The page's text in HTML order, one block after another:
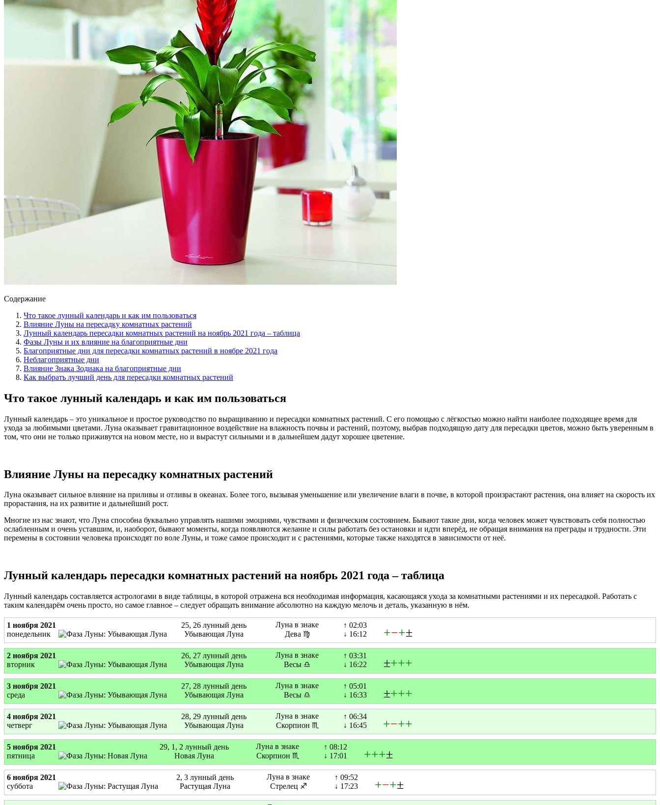
Содержание
Что такое лунный календарь и как им пользоваться
Влияние Луны на пересадку комнатных растений
Лунный календарь пересадки комнатных растений на ноябрь 2021 года – таблица
Фазы Луны и их влияние на благоприятные дни
Благоприятные дни для пересадки комнатных растений в ноябре 2021 года
Неблагоприятные дни
Влияние Знака Зодиака на благоприятные дни
Как выбрать лучший день для пересадки комнатных растений
Что такое лунный календарь и как им пользоваться
Лунный календарь – это уникальное и простое руководство по выращиванию и пересадки комнатных растений. С его помощью с лёгкостью можно найти наиболее подходящее время для
ухода за любимыми цветами. Луна оказывает гравитационное воздействие на влажность почвы и растений, поэтому, выбрав подходящую дату для пересадки цветов, можно быть уверенным в
том, что они не только приживутся на новом месте, но и вырастут сильными и в дальнейшем дадут хорошее цветение.
Влияние Луны на пересадку комнатных растений
Луна оказывает сильное влияние на приливы и отливы в океанах. Более того, вызывая уменьшение или увеличение влаги в почве, в которой произрастают растения, она влияет на скорость их
прорастания, на их развитие и дальнейший рост.
Многие из нас знают, что Луна способна буквально управлять нашими эмоциями, чувствами и физическим состоянием. Бывают такие дни, когда человек может чувствовать себя полностью
ослабленным и очень уставшим, и, наоборот, бывают моменты, когда появляются желание и силы работать без остановки и идти вперёд, не обращая внимания на преграды и трудности. Эти
перемены в состоянии человека происходят по воле Луны, и тоже самое происходит и с растениями, которые также находятся в зависимости от неё.
Лунный календарь пересадки комнатных растений на ноябрь 2021 года – таблица
Лунный календарь составляется астрологами в виде таблицы, в которой отражена вся необходимая информация, касающаяся ухода за комнатными растениями и их пересадкой. Работать с
таким календарём очень просто, но самое главное – следует обращать внимание абсолютно на каждую мелочь и деталь, указанную в нём.
1 ноября 2021
понедельник
25, 26 лунный день
Убывающая Луна
Луна в знаке
Дева ♍
↑ 02:03
↓ 16:12
+−+±
2 ноября 2021
вторник
26, 27 лунный день
Убывающая Луна
Луна в знаке
Весы ♎
↑ 03:31
↓ 16:22
±+++
3 ноября 2021
среда
27, 28 лунный день
Убывающая Луна
Луна в знаке
Весы ♎
↑ 05:01
↓ 16:33
±+++
4 ноября 2021
четверг
28, 29 лунный день
Убывающая Луна
Луна в знаке
Скорпион ♏
↑ 06:34
↓ 16:45
+−++
5 ноября 2021
пятница
29, 1, 2 лунный день
Новая Луна
Луна в знаке
Скорпион ♏
↑ 08:12
↓ 17:01
+++±
6 ноября 2021
суббота
2, 3 лунный день
Растущая Луна
Луна в знаке
Стрелец ♐
↑ 09:52
↓ 17:23
+−+±